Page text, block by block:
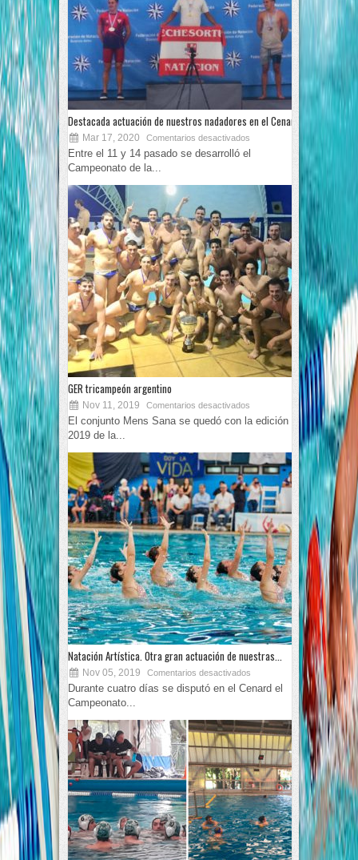
Destacada actuación de nuestros nadadores en el Cenard
Mar 17, 2020 Comentarios desactivados
Entre el 11 y 14 pasado se desarrolló el
Campeonato de la...
GER tricampeón argentino
Nov 11, 2019 Comentarios desactivados
El conjunto Mens Sana se quedó con la edición
2019 de la...
Natación Artística. Otra gran actuación de nuestras...
Nov 05, 2019 Comentarios desactivados
Durante cuatro días se disputó en el Cenard el
Campeonato...